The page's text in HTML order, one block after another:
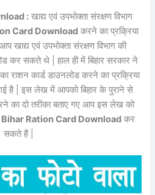
: खाद्य एवं उपभोक्ता संरक्षण विभाग
Card Downloadकरने का प्रक्रिया
खाद्य एवं उपभोक्ता संरक्षण विभाग की
कर सकते थे | हाल ही में बिहार सरकार ने
का राशन कार्ड डाउनलोड करने का प्रक्रिया
गई है | इस लेख में आपको बिहार के पुराने से
का दो तरीका बताए गए आप इस लेख को
Bihar Ration Card Downloadकर
सकते हैं |